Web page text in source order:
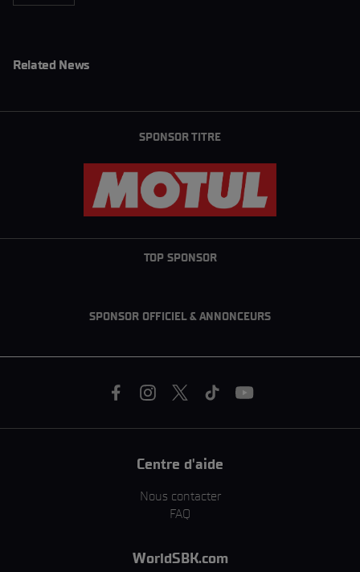
Related News
SPONSOR TITRE
TOP SPONSOR
SPONSOR OFFICIEL & ANNONCEURS
Centre d'aide
Nous contacter
FAQ
WorldSBK.com